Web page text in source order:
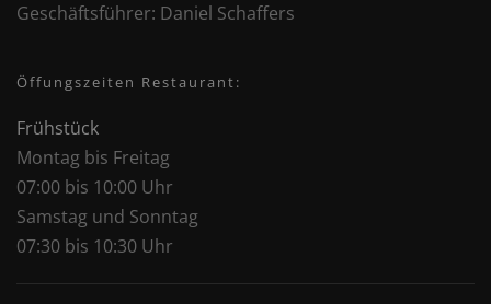
Geschäftsführer: Daniel Schaffers
Öffungszeiten Restaurant:
Frühstück
Montag bis Freitag
07:00 bis 10:00 Uhr
Samstag und Sonntag
07:30 bis 10:30 Uhr